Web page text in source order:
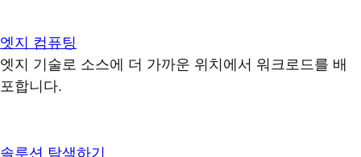
엣지 컴퓨팅
엣지 기술로 소스에 더 가까운 위치에서 워크로드를 배
포합니다.
솔루션 탐색하기